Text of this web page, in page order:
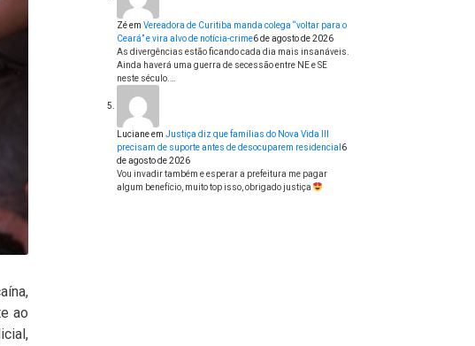
ao
Zéem Vereadora de Curitiba manda colega “voltar para o
Ceará” e vira alvo de notícia-crime6 de agosto de 2026
As divergências estão ficando cada dia mais insanáveis.
Ainda haverá uma guerra de secessão entre NE e SE
neste século.…
Lucianeem Justiça diz que famílias do Nova Vida III
precisam de suporte antes de desocuparem residencial 6
de agosto de 2026
Vou invadir também e esperar a prefeitura me pagar
algum benefício, muito top isso, obrigado justiça